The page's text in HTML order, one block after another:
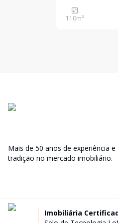
2 vagas de
fundos
110m²
Mais de 50 anos de experiência e
tradição no mercado imobiliário.
Imobiliária